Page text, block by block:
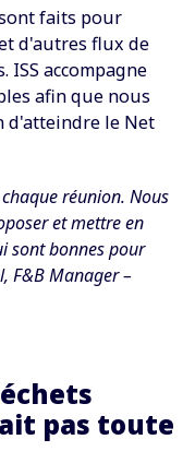
faits pour
d'autres flux de
ISS accompagne
afin que nous
d'atteindre le Net
réunion. Nous
et mettre en
sont bonnes pour
F&B Manager –
pas toute